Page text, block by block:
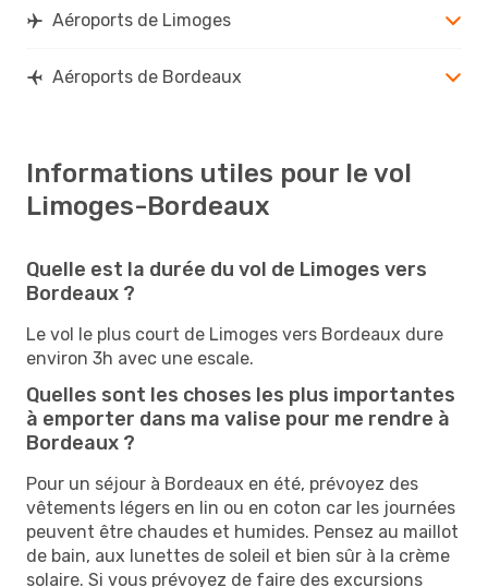
Aéroports de Limoges
Aéroports de Bordeaux
Informations utiles pour le vol
Limoges-Bordeaux
Quelle est la durée du vol de Limoges vers
Bordeaux ?
Le vol le plus court de Limoges vers Bordeaux dure
environ 3h avec une escale.
Quelles sont les choses les plus importantes
à emporter dans ma valise pour me rendre à
Bordeaux ?
Pour un séjour à Bordeaux en été, prévoyez des
vêtements légers en lin ou en coton car les journées
peuvent être chaudes et humides. Pensez au maillot
de bain, aux lunettes de soleil et bien sûr à la crème
solaire. Si vous prévoyez de faire des excursions